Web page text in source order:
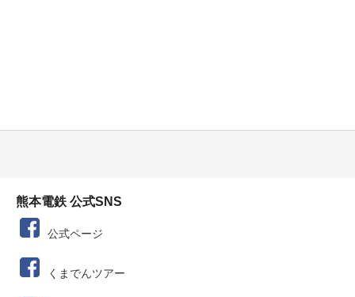
熊本電鉄 公式SNS
公式ページ
くまでんツアー